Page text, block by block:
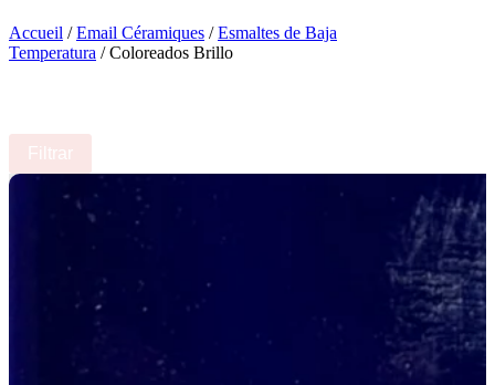
Accueil /Email Céramiques /Esmaltes de Baja
Temperatura / Coloreados Brillo
Filtrar